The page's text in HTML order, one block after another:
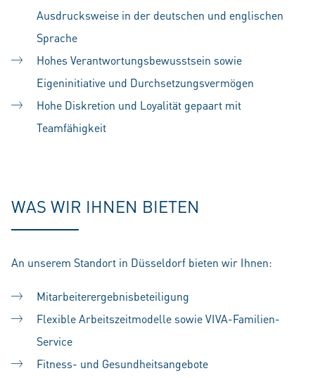
Ausdrucksweise in der deutschen und englischen
Sprache
Hohes Verantwortungsbewusstsein sowie
Eigeninitiative und Durchsetzungsvermögen
Hohe Diskretion und Loyalität gepaart mit
Teamfähigkeit
WAS WIR IHNEN BIETEN
An unserem Standort in Düsseldorf bieten wir Ihnen:
Mitarbeiterergebnisbeteiligung
Flexible Arbeitszeitmodelle sowie VIVA-Familien-
Service
Fitness- und Gesundheitsangebote